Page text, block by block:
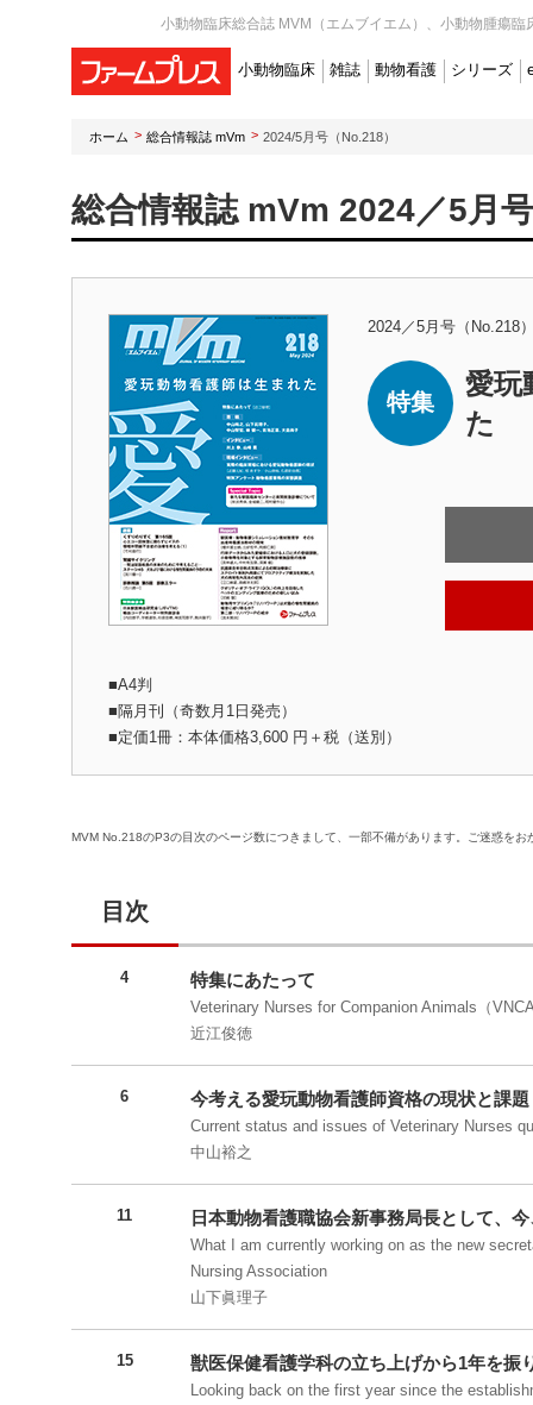
小動物臨床総合誌 MVM（エムブイエム）、小動物腫瘍
小動物臨床 雑誌 動物看護 シリーズ
ホーム 総合情報誌 mVm 2024/5月号（No.218）
総合情報誌 mVm 2024／5月
2024／5月号（No.218
特集
愛玩
た
■A4判
■隔月刊（奇数月1日発売）
■定価1冊：本体価格3,600 円＋税（送別）
MVM No.218のP3の目次のページ数につきまして、一部不備があります。ご迷惑をお
目次
4 特集にあたって
Veterinary Nurses for Companion Animals（
近江俊徳
6 今考える愛玩動物看護師資格の現状と課題
Current status and issues of Veterinary Nurses
中山裕之
11 日本動物看護職協会新事務局長として、
What I am currently working on as the new
Nursing Association
山下眞理子
15 獣医保健看護学科の立ち上げから1年を振
Looking back on the first year since the